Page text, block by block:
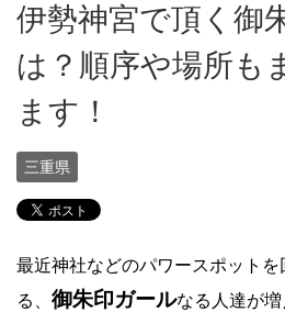
伊勢神宮で頂く御
は？順序や場所も
ます！
三重県
最近神社などのパワースポット
る、 御朱印ガールなる人達が増